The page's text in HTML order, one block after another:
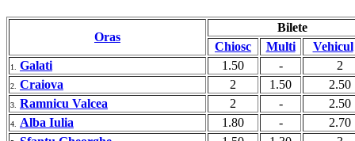
Oras
Bilete
Chiosc
Multi Vehicul
1. Galati 1.50 - 2
2. Craiova 2 1.50 2.50
3. Ramnicu Valcea 2 - 2.50
4. Alba Iulia 1.80 - 2.70